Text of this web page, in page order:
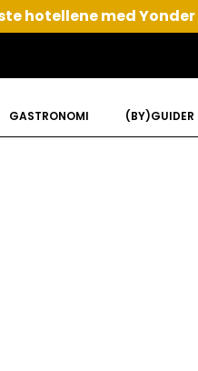
hotellene med Yonder
GASTRONOMI (BY)GUIDER